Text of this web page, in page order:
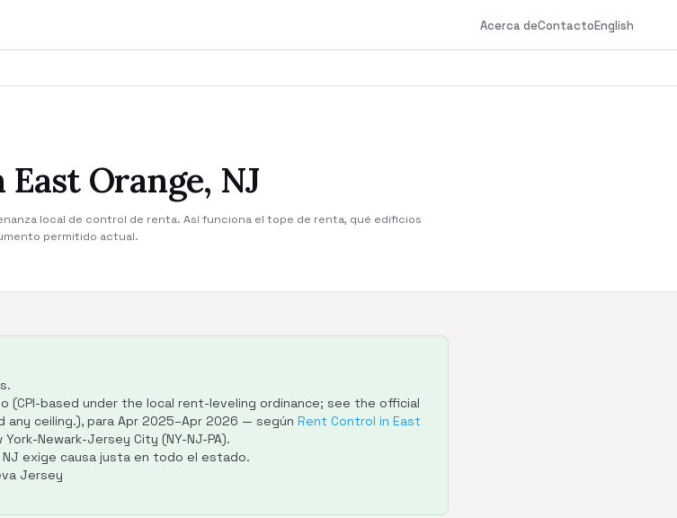
Acerca deContactoEnglish
Orange, NJ
local de control de renta. Así funciona el tope de renta, qué edificios
permitido actual.
(CPI-based under the local rent-leveling ordinance; see the official
ceiling.), para Apr 2025–Apr 2026 — según Rent Control in East
York-Newark-Jersey City (NY-NJ-PA).
exige causa justa en todo el estado.
Jersey